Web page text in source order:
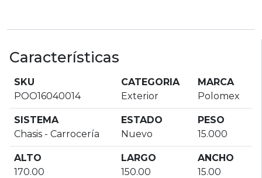
Características
SKU
POO16040014
CATEGORIA
Exterior
MARCA
Polomex
SISTEMA
Chasis - Carrocería
ESTADO
Nuevo
PESO
15.000
ALTO
170.00
LARGO
150.00
ANCHO
15.00